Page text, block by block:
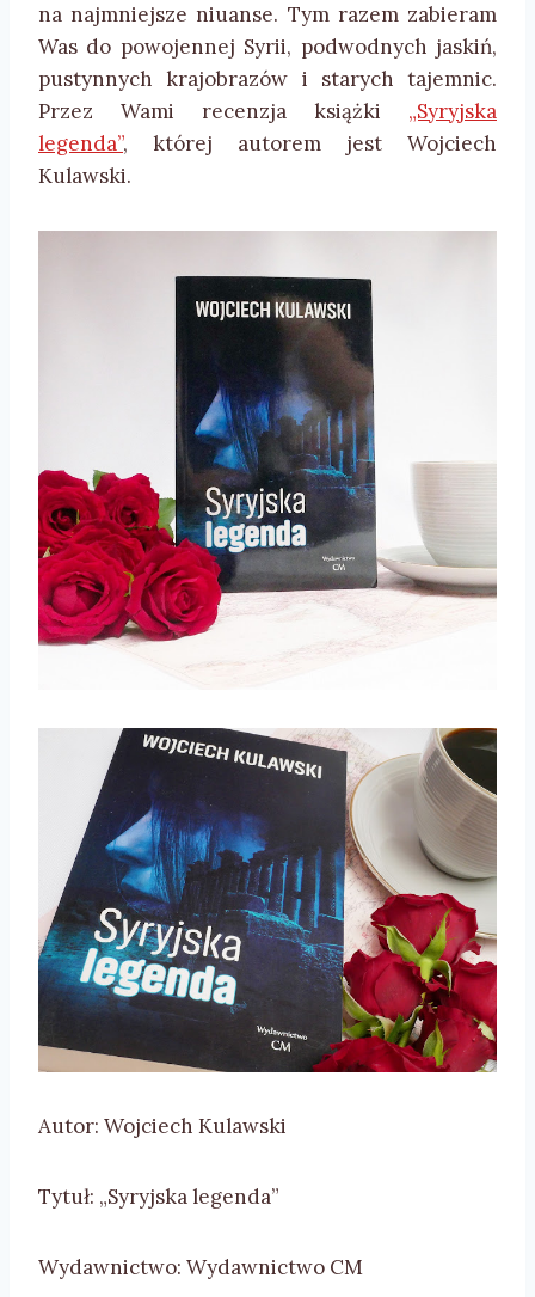
na najmniejsze niuanse. Tym razem zabieram
Was do powojennej Syrii, podwodnych jaskiń,
pustynnych krajobrazów i starych tajemnic.
Przez Wami recenzja książki „Syryjska
legenda”, której autorem jest Wojciech
Kulawski.
Autor: Wojciech Kulawski
Tytuł: „Syryjska legenda”
Wydawnictwo: Wydawnictwo CM